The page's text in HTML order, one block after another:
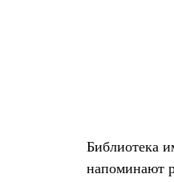
Библиотека
напоминают